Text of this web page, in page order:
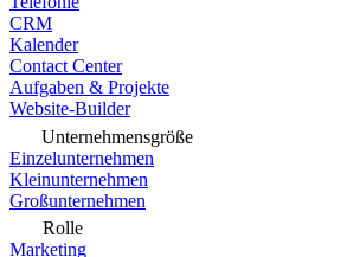
CRM
Kalender
Contact Center
Aufgaben & Projekte
Website-Builder
Unternehmensgröße
Einzelunternehmen
Kleinunternehmen
Großunternehmen
Rolle
Marketing